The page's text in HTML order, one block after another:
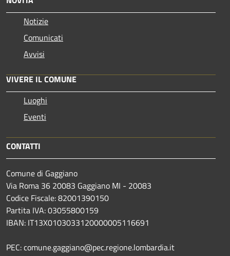
Notizie
Comunicati
Avvisi
VIVERE IL COMUNE
Luoghi
Eventi
CONTATTI
Comune di Gaggiano
Via Roma 36 20083 Gaggiano MI - 20083
Codice Fiscale: 82001390150
Partita IVA: 03055800159
IBAN: IT13X0103033120000005116691
PEC: comune.gaggiano@pec.regione.lombardia.it